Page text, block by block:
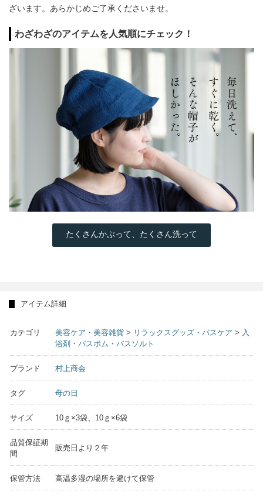
ざいます。あらかじめご了承くださいませ。
わざわざのアイテムを人気順にチェック！
たくさんかぶって、たくさん洗って
アイテム詳細
カテゴリ 美容ケア・美容雑貨 > リラックスグッズ・バスケア > 入
浴剤・バスボム・バスソルト
ブランド 村上商会
タグ 母の日
サイズ 10ｇ×3袋、10ｇ×6袋
品質保証期
間
販売日より２年
保管方法 高温多湿の場所を避けて保管